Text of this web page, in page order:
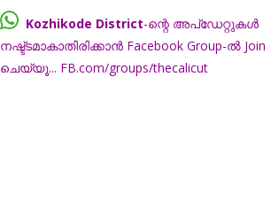
Kozhikode District-ന്റെ അപ്ഡേറ്റുകൾ
നഷ്ട്ടമാകാതിരിക്കാൻ Facebook Group-ൽ Join